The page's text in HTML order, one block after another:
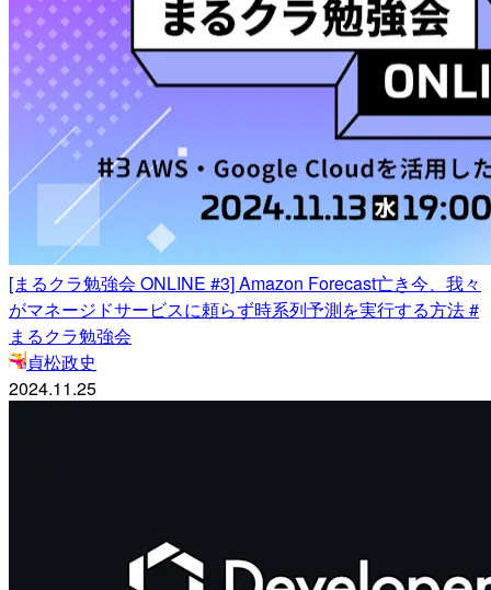
[まるクラ勉強会 ONLINE #3] Amazon Forecast亡き今、我々
がマネージドサービスに頼らず時系列予測を実行する方法 #
まるクラ勉強会
貞松政史
2024.11.25